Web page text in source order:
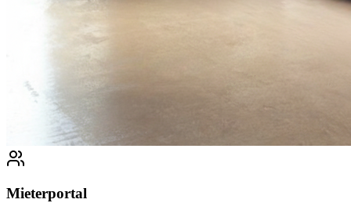
Mieterportal